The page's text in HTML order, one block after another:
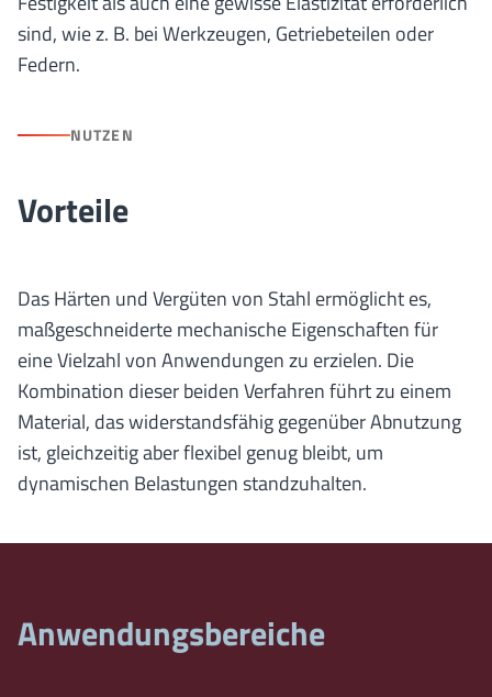
sind, wie z. B. bei Werkzeugen, Getriebeteilen oder
Federn.
NUTZEN
Vorteile
Das Härten und Vergüten von Stahl ermöglicht es,
maßgeschneiderte mechanische Eigenschaften für
eine Vielzahl von Anwendungen zu erzielen. Die
Kombination dieser beiden Verfahren führt zu einem
Material, das widerstandsfähig gegenüber Abnutzung
ist, gleichzeitig aber flexibel genug bleibt, um
dynamischen Belastungen standzuhalten.
Anwendungsbereiche